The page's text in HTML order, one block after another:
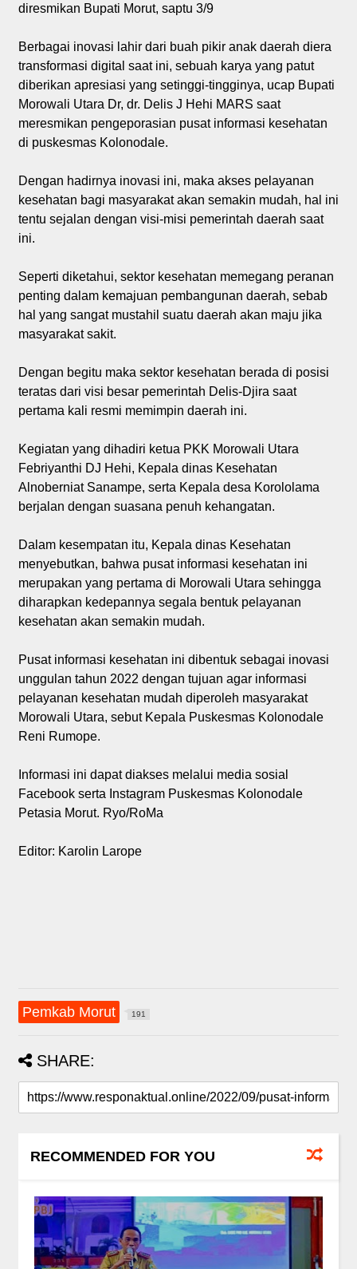
diresmikan Bupati Morut, saptu 3/9
Berbagai inovasi lahir dari buah pikir anak daerah diera
transformasi digital saat ini, sebuah karya yang patut
diberikan apresiasi yang setinggi-tingginya, ucap Bupati
Morowali Utara Dr, dr. Delis J Hehi MARS saat
meresmikan pengeporasian pusat informasi kesehatan
di puskesmas Kolonodale.
Dengan hadirnya inovasi ini, maka akses pelayanan
kesehatan bagi masyarakat akan semakin mudah, hal ini
tentu sejalan dengan visi-misi pemerintah daerah saat
ini.
Seperti diketahui, sektor kesehatan memegang peranan
penting dalam kemajuan pembangunan daerah, sebab
hal yang sangat mustahil suatu daerah akan maju jika
masyarakat sakit.
Dengan begitu maka sektor kesehatan berada di posisi
teratas dari visi besar pemerintah Delis-Djira saat
pertama kali resmi memimpin daerah ini.
Kegiatan yang dihadiri ketua PKK Morowali Utara
Febriyanthi DJ Hehi, Kepala dinas Kesehatan
Alnoberniat Sanampe, serta Kepala desa Korololama
berjalan dengan suasana penuh kehangatan.
Dalam kesempatan itu, Kepala dinas Kesehatan
menyebutkan, bahwa pusat informasi kesehatan ini
merupakan yang pertama di Morowali Utara sehingga
diharapkan kedepannya segala bentuk pelayanan
kesehatan akan semakin mudah.
Pusat informasi kesehatan ini dibentuk sebagai inovasi
unggulan tahun 2022 dengan tujuan agar informasi
pelayanan kesehatan mudah diperoleh masyarakat
Morowali Utara, sebut Kepala Puskesmas Kolonodale
Reni Rumope.
Informasi ini dapat diakses melalui media sosial
Facebook serta Instagram Puskesmas Kolonodale
Petasia Morut. Ryo/RoMa
Editor: Karolin Larope
Pemkab Morut 191
SHARE:
RECOMMENDED FOR YOU